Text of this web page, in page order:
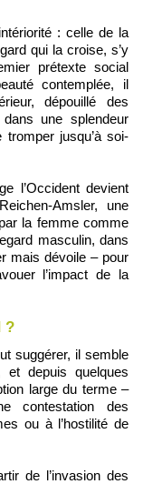
: celle de la
qui la croise, s’y
prétexte social
contemplée, il
dépouillé des
une splendeur
tromper jusqu’à soi-
l’Occident devient
Amsler, une
la femme comme
masculin, dans
mais dévoile – pour
l’impact de la
?
et depuis quelques
large du terme –
contestation des
ou à l’hostilité de
de l’invasion des